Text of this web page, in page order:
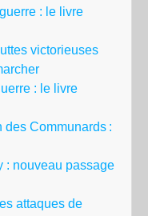
: le livre
victorieuses
: le livre
des Communards :
: nouveau passage
attaques de